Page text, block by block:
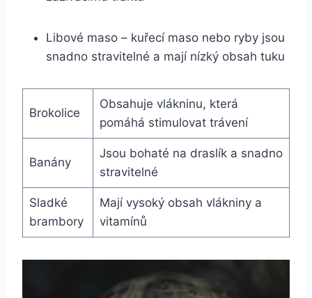
Libové⁢ maso – kuřecí maso nebo ryby jsou
snadno stravitelné a mají nízký⁢ obsah tuku
Brokolice
Obsahuje vlákninu, která
pomáhá stimulovat ⁣trávení
Banány
Jsou‌ bohaté na draslík a snadno
stravitelné
Sladké
brambory
Mají vysoký ​obsah vlákniny a
⁣vitamínů